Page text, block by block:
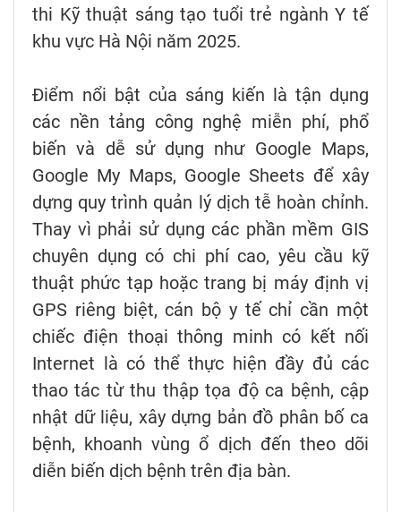
thi Kỹ thuật sáng tạo tuổi trẻ ngành Y tế
khu vực Hà Nội năm 2025.
Điểm nổi bật của sáng kiến là tận dụng
các nền tảng công nghệ miễn phí, phổ
biến và dễ sử dụng như Google Maps,
Google My Maps, Google Sheets để xây
dựng quy trình quản lý dịch tễ hoàn chỉnh.
Thay vì phải sử dụng các phần mềm GIS
chuyên dụng có chi phí cao, yêu cầu kỹ
thuật phức tạp hoặc trang bị máy định vị
GPS riêng biệt, cán bộ y tế chỉ cần một
chiếc điện thoại thông minh có kết nối
Internet là có thể thực hiện đầy đủ các
thao tác từ thu thập tọa độ ca bệnh, cập
nhật dữ liệu, xây dựng bản đồ phân bố ca
bệnh, khoanh vùng ổ dịch đến theo dõi
diễn biến dịch bệnh trên địa bàn.